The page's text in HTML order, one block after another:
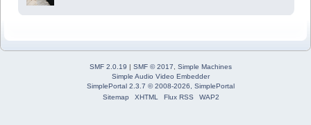
SMF 2.0.19 | SMF © 2017
Simple Machines
Simple Audio Video Embedder
SimplePortal 2.3.7 © 2008-2026, SimplePortal
Sitemap
XHTML Flux RSS WAP2